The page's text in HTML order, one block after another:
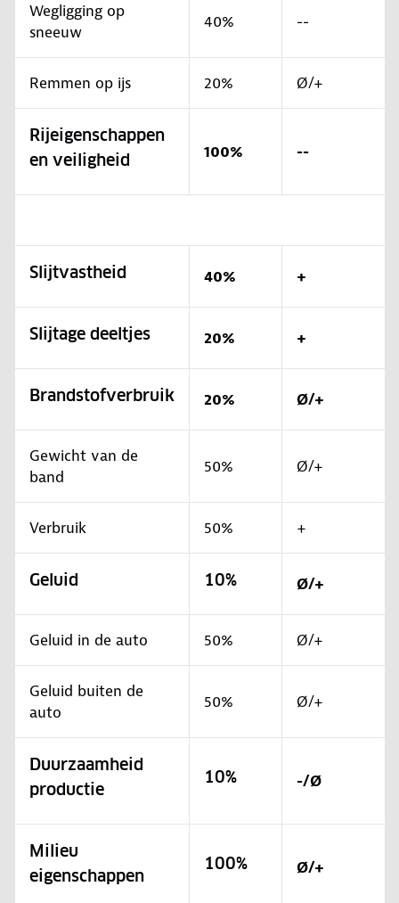
Wegligging op
sneeuw
40% --
Remmen op ijs 20% Ø/+
Rijeigenschappen
en veiligheid
100% --
Slijtvastheid 40% +
Slijtage deeltjes 20% +
Brandstofverbruik 20% Ø/+
Gewicht van de
band
50% Ø/+
Verbruik 50% +
Geluid 10% Ø/+
Geluid in de auto 50% Ø/+
Geluid buiten de
auto
50% Ø/+
Duurzaamheid
productie
10% -/Ø
Milieu
eigenschappen
100% Ø/+